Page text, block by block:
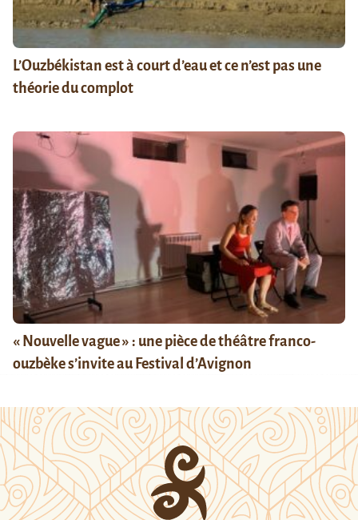
L’Ouzbékistan est à court d’eau et ce n’est pas une
théorie du complot
« Nouvelle vague » : une pièce de théâtre franco-
ouzbèke s’invite au Festival d’Avignon